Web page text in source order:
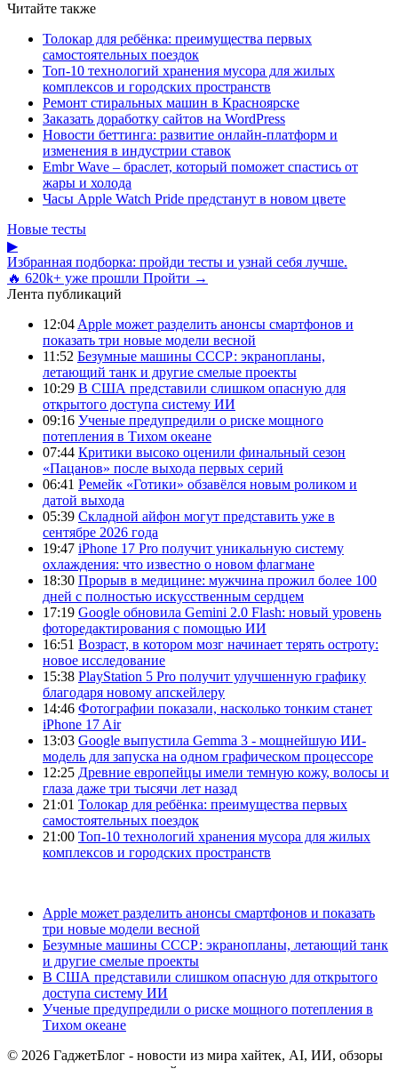
Читайте также
Толокар для ребёнка: преимущества первых
самостоятельных поездок
Топ-10 технологий хранения мусора для жилых
комплексов и городских пространств
Ремонт стиральных машин в Красноярске
Заказать доработку сайтов на WordPress
Новости беттинга: развитие онлайн-платформ и
изменения в индустрии ставок
Embr Wave – браслет, который поможет спастись от
жары и холода
Часы Apple Watch Pride предстанут в новом цвете
Новые тесты
▶
Избранная подборка: пройди тесты и узнай себя лучше.
🔥 620k+ уже прошли Пройти →
Лента публикаций
12:04 Apple может разделить анонсы смартфонов и
показать три новые модели весной
11:52 Безумные машины СССР: экранопланы,
летающий танк и другие смелые проекты
10:29 В США представили слишком опасную для
открытого доступа систему ИИ
09:16 Ученые предупредили о риске мощного
потепления в Тихом океане
07:44 Критики высоко оценили финальный сезон
«Пацанов» после выхода первых серий
06:41 Ремейк «Готики» обзавёлся новым роликом и
датой выхода
05:39 Складной айфон могут представить уже в
сентябре 2026 года
19:47 iPhone 17 Pro получит уникальную систему
охлаждения: что известно о новом флагмане
18:30 Прорыв в медицине: мужчина прожил более 100
дней с полностью искусственным сердцем
17:19 Google обновила Gemini 2.0 Flash: новый уровень
фоторедактирования с помощью ИИ
16:51 Возраст, в котором мозг начинает терять остроту:
новое исследование
15:38 PlayStation 5 Pro получит улучшенную графику
благодаря новому апскейлеру
14:46 Фотографии показали, насколько тонким станет
iPhone 17 Air
13:03 Google выпустила Gemma 3 - мощнейшую ИИ-
модель для запуска на одном графическом процессоре
12:25 Древние европейцы имели темную кожу, волосы и
глаза даже три тысячи лет назад
21:01 Толокар для ребёнка: преимущества первых
самостоятельных поездок
21:00 Топ-10 технологий хранения мусора для жилых
комплексов и городских пространств
Apple может разделить анонсы смартфонов и показать
три новые модели весной
Безумные машины СССР: экранопланы, летающий танк
и другие смелые проекты
В США представили слишком опасную для открытого
доступа систему ИИ
Ученые предупредили о риске мощного потепления в
Тихом океане
© 2026 ГаджетБлог - новости из мира хайтек, AI, ИИ, обзоры